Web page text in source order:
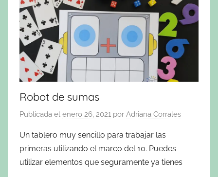
Robot de sumas
Publicada el enero 26, 2021 por Adriana Corrales
Un tablero muy sencillo para trabajar las
primeras utilizando el marco del 10. Puedes
utilizar elementos que seguramente ya tienes